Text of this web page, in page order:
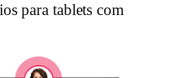
para tablets com